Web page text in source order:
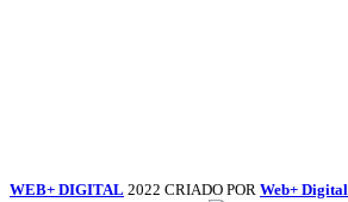
WEB+ DIGITAL 2022 CRIADO POR Web+ Digital